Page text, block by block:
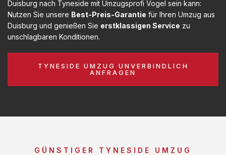
Duisburg nach Tyneside mit Umzugsprofi Vogel sein kann:
Nutzen Sie unsere Best-Preis-Garantie für Ihren Umzug aus
Duisburg und genießen Sie erstklassigen Service zu
unschlagbaren Konditionen.
TYNESIDE UMZUG UNVERBINDLICH
ANFRAGEN
GÜNSTIGER TYNESIDE UMZUG